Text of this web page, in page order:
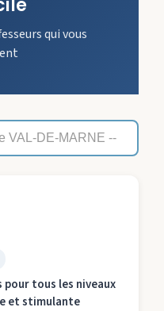
qui vous
pour tous les niveaux
et stimulante